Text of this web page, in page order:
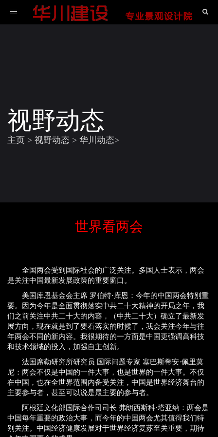
导
视野动态
主页 > 视野动态 > 华川动态>
世界看两会
全国两会受到国际社会的广泛关注。多国人士表示，两会
是关注中国最新发展政策的重要窗口。
美国库恩基金会主席 罗伯特·库恩：今年的中国两会特别重
要。因为今年是全面贯彻落实中共二十大精神的开局之年，我
们之前关注中共二十大的内容，（中共二十大）确立了最新发
展方向，现在就是到了要看落实的时候了，我会关注今年与往
年两会不同的新内容。我很期待的一方面是中国更强调高科技
和技术领域的投入，加强自主创新。
法国席勒研究所研究员 国际问题专家 塞巴斯蒂安·佩里莫
尼：两会不仅是中国的一件大事，也是世界的一件大事。不仅
在中国，也在全世界范围内备受关注，中国是世界经济舞台的
主要参与者，甚至可以说是最主要的参与者。
阿根廷文化部国际合作司司长 弗朗西斯科·塔亚纳：两会是
中国每年重要的政治大事，而今年的中国两会尤其值得我们特
别关注。中国经济健康发展对于世界经济复苏至关重要，期待